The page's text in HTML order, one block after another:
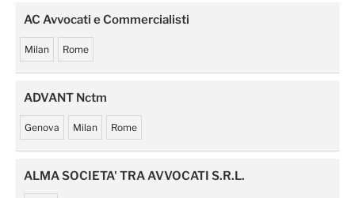
AC Avvocati e Commercialisti
Milan Rome
ADVANT Nctm
Genova Milan Rome
ALMA SOCIETA' TRA AVVOCATI S.R.L.